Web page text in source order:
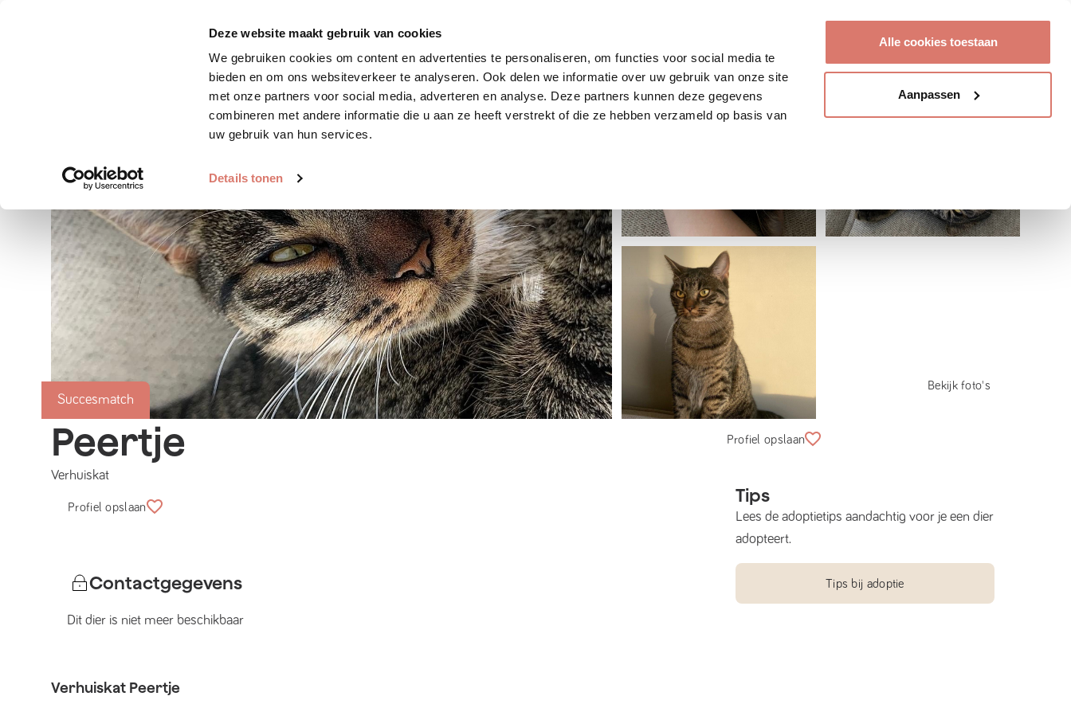
Deze website maakt gebruik van cookies
We gebruiken cookies om content en advertenties te personaliseren, om functies voor social media te
bieden en om ons websiteverkeer te analyseren. Ook delen we informatie over uw gebruik van onze site
met onze partners voor social media, adverteren en analyse. Deze partners kunnen deze gegevens
combineren met andere informatie die u aan ze heeft verstrekt of die ze hebben verzameld op basis van
uw gebruik van hun services.
Details tonen
Alle cookies toestaan
Aanpassen
Zoek huisdier Plaats huisdier Hoe werkt het?
Succesmatch
Bekijk foto's
Peertje
Verhuiskat
Profiel opslaan
Contactgegevens
Dit dier is niet meer beschikbaar
Verhuiskat Peertje
Profiel opslaan
Tips
Lees de adoptietips aandachtig voor je een dier
adopteert.
Tips bij adoptie